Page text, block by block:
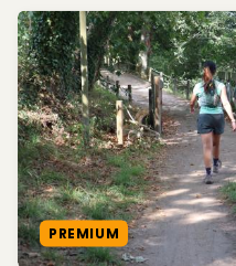
PREMIUM